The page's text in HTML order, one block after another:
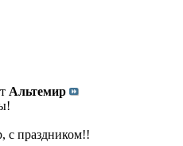
Альтемир
с праздником!!